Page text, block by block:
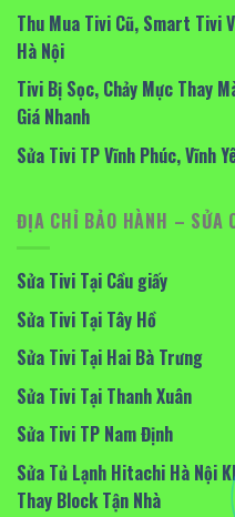
Thu Mua Tivi Cũ, Smart Tivi
Hà Nội
Tivi Bị Sọc, Chảy Mực Thay
Giá Nhanh
Sửa Tivi TP Vĩnh Phúc, Vĩnh
ĐỊA CHỈ BẢO HÀNH – SỬA
Sửa Tivi Tại Cầu giấy
Sửa Tivi Tại Tây Hồ
Sửa Tivi Tại Hai Bà Trưng
Sửa Tivi Tại Thanh Xuân
Sửa Tivi TP Nam Định
Sửa Tủ Lạnh Hitachi Hà Nội
Thay Block Tận Nhà